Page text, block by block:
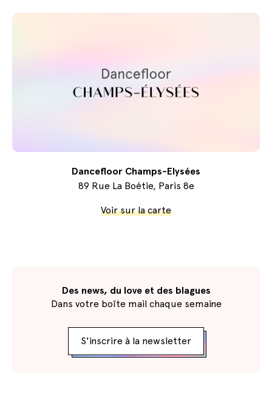
Dancefloor Champs-Elysées
89 Rue La Boétie, Paris 8e
Voir sur la carte
Des news, du love et des blagues
Dans votre boîte mail chaque semaine
S'inscrire à la newsletter